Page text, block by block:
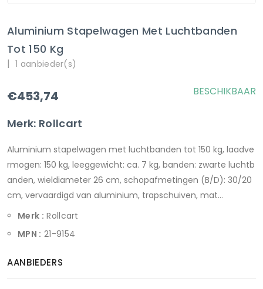
Aluminium Stapelwagen Met Luchtbanden
Tot 150 Kg
| 1 aanbieder(s)
€453,74
Merk: Rollcart
BESCHIKBAAR
Aluminium stapelwagen met luchtbanden tot 150 kg, laadve
rmogen: 150 kg, leeggewicht: ca. 7 kg, banden: zwarte luchtb
anden, wieldiameter 26 cm, schopafmetingen (B/D): 30/20
cm, vervaardigd van aluminium, trapschuiven, mat...
Merk : Rollcart
MPN : 21-9154
AANBIEDERS